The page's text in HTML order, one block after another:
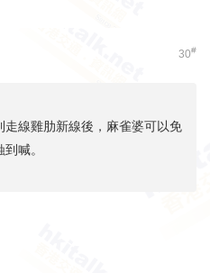
30#
線雞肋新線後，麻雀婆可以免
喊。